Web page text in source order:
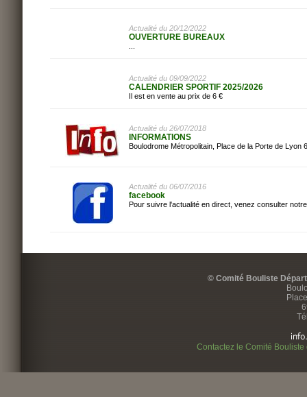
Actualité du 20/12/2022
OUVERTURE BUREAUX
Actualité du 09/09/2022
CALENDRIER SPORTIF 2025/2026
Il est en vente au prix de 6 €
Actualité du 26/07/2018
INFORMATIONS
Boulodrome Métropolitain, Place de la Porte de Lyon
Actualité du 06/07/2016
facebook
Pour suivre l'actualité en direct, venez consulter
© Comité Bouliste
Contactez le Comité